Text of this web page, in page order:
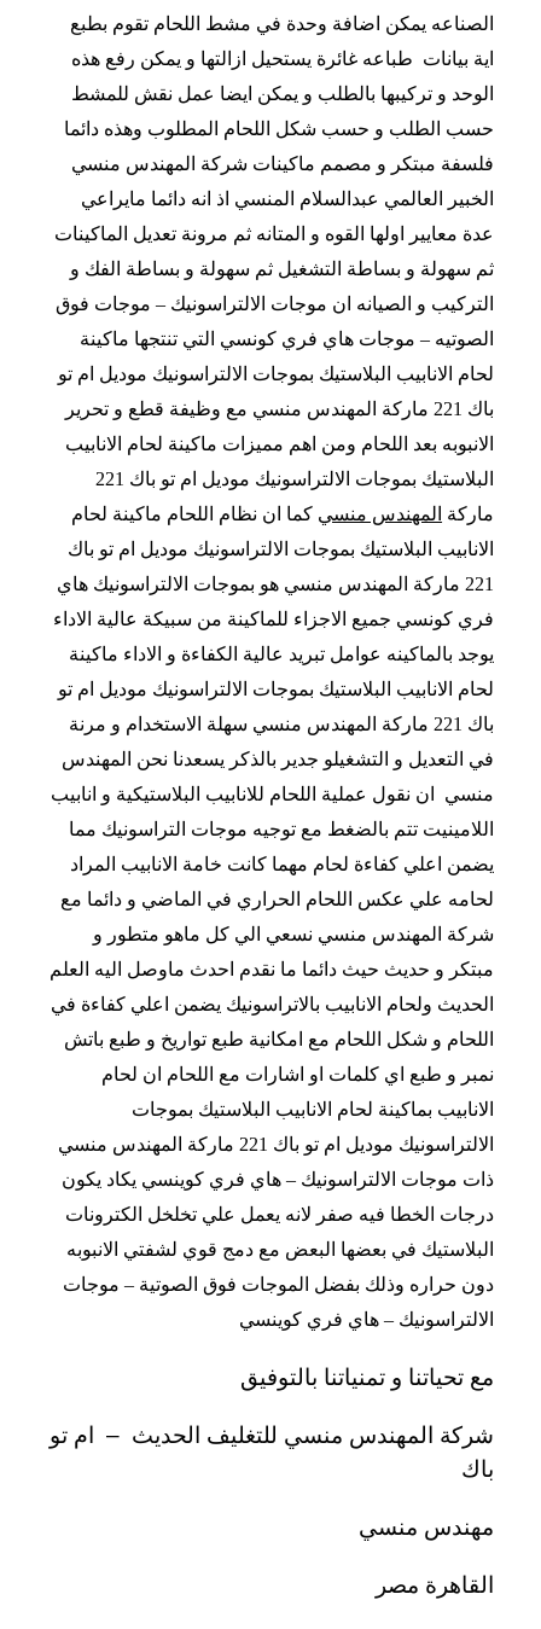
الصناعه يمكن اضافة وحدة في مشط اللحام تقوم بطبع
اية بيانات طباعه غائرة يستحيل ازالتها و يمكن رفع هذه
الوحد و تركيبها بالطلب و يمكن ايضا عمل نقش للمشط
حسب الطلب و حسب شكل اللحام المطلوب وهذه دائما
فلسفة مبتكر و مصمم ماكينات شركة المهندس منسي
الخبير العالمي عبدالسلام المنسي اذ انه دائما مايراعي
عدة معايير اولها القوه و المتانه ثم مرونة تعديل الماكينات
ثم سهولة و بساطة التشغيل ثم سهولة و بساطة الفك و
التركيب و الصيانه ان موجات الالتراسونيك – موجات فوق
الصوتيه – موجات هاي فري كونسي التي تنتجها ماكينة
لحام الانابيب البلاستيك بموجات الالتراسونيك موديل ام تو
باك 221 ماركة المهندس منسي مع وظيفة قطع و تحرير
الانبوبه بعد اللحام ومن اهم مميزات ماكينة لحام الانابيب
البلاستيك بموجات الالتراسونيك موديل ام تو باك 221
ماركةالمهندس منسي كما ان نظام اللحام ماكينة لحام
الانابيب البلاستيك بموجات الالتراسونيك موديل ام تو باك
221 ماركة المهندس منسي هو بموجات الالتراسونيك هاي
فري كونسي جميع الاجزاء للماكينة من سبيكة عالية الاداء
يوجد بالماكينه عوامل تبريد عالية الكفاءة و الاداء ماكينة
لحام الانابيب البلاستيك بموجات الالتراسونيك موديل ام تو
باك 221 ماركة المهندس منسي سهلة الاستخدام و مرنة
في التعديل و التشغيلو جدير بالذكر يسعدنا نحن المهندس
منسي ان نقولعملية اللحام للانابيب البلاستيكية و انابيب
اللامينيت تتم بالضغط مع توجيه موجات التراسونيك مما
يضمن اعلي كفاءة لحام مهما كانت خامة الانابيب المراد
لحامه علي عكس اللحام الحراري في الماضي و دائما مع
شركة المهندس منسي نسعي الي كل ماهو متطور و
مبتكر و حديث حيث دائما ما نقدم احدث ماوصل اليه العلم
الحديث ولحام الانابيب بالاتراسونيك يضمن اعلي كفاءة في
اللحام و شكل اللحام مع امكانية طبع تواريخ و طبع باتش
نمبر و طبع اي كلمات او اشارات مع اللحام ان لحام
الانابيب بماكينة لحام الانابيب البلاستيك بموجات
الالتراسونيك موديل ام تو باك 221 ماركة المهندس منسي
ذات موجات الالتراسونيك – هاي فري كوينسي يكاد يكون
درجات الخطا فيه صفر لانه يعمل علي تخلخل الكترونات
البلاستيك في بعضها البعض مع دمج قوي لشفتي الانبوبه
دون حراره وذلك بفضل الموجات فوق الصوتية – موجات
الالتراسونيك – هاي فري كوينسي
مع تحياتنا و تمنياتنا بالتوفيق
شركة المهندس منسي للتغليف الحديث –
ام تو
باك
مهندس منسي
القاهرة مصر